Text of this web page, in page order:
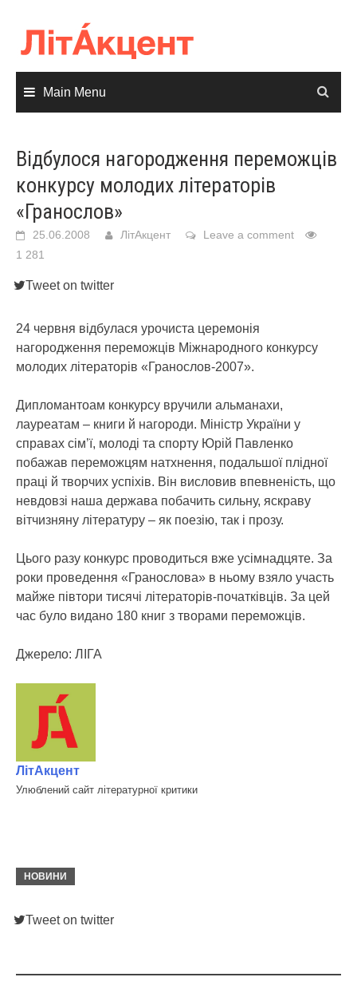
content
Main Menu
Відбулося нагородження переможців
конкурсу молодих літераторів
«Гранослов»
25.06.2008 ЛітАкцент
Leave a comment
1 281
Tweet on twitter
24 червня відбулася урочиста церемонія
нагородження переможців Міжнародного конкурсу
молодих літераторів «Гранослов-2007».
Дипломантоам конкурсу вручили альманахи,
лауреатам – книги й нагороди. Міністр України у
справах сім’ї, молоді та спорту Юрій Павленко
побажав переможцям натхнення, подальшої плідної
праці й творчих успіхів. Він висловив впевненість, що
невдовзі наша держава побачить сильну, яскраву
вітчизняну літературу – як поезію, так і прозу.
Цього разу конкурс проводиться вже усімнадцяте. За
роки проведення «Гранослова» в ньому взяло участь
майже півтори тисячі літераторів-початківців. За цей
час було видано 180 книг з творами переможців.
Джерело: ЛІГА
ЛітАкцент
Улюблений сайт літературної критики
НОВИНИ
Tweet on twitter